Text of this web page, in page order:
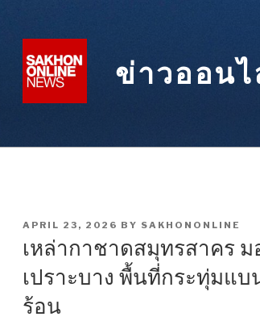
ข่าวออน
POSTED
APRIL 23, 2026 BY SAKHONONLINE
เหล่ากาชาดสมุทรสาคร
เปราะบาง พื้นที่กระทุ่มแบ
ร้อน